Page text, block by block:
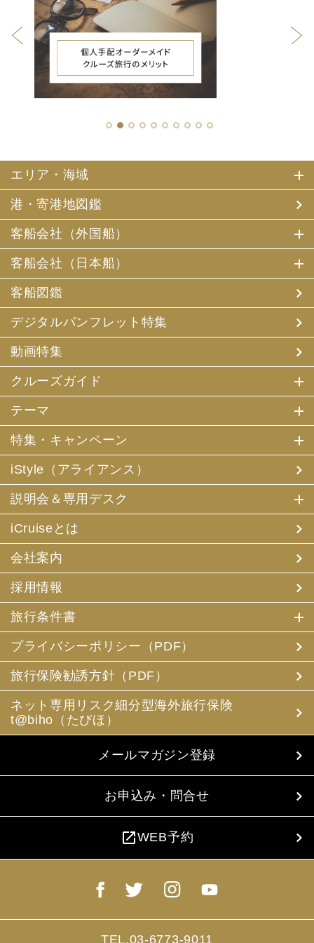
1 2 3 4 5 6 7 8 9 10
エリア・海域
港・寄港地図鑑
客船会社（外国船）
客船会社（日本船）
客船図鑑
デジタルパンフレット特集
動画特集
クルーズガイド
テーマ
特集・キャンペーン
iStyle（アライアンス）
説明会＆専用デスク
iCruiseとは
会社案内
採用情報
旅行条件書
プライバシーポリシー（PDF）
旅行保険勧誘方針（PDF）
ネット専用リスク細分型海外旅行保険
t@biho（たびほ）
メールマガジン登録
お申込み・問合せ
open_in_newWEB予約
TEL.03-6773-9011